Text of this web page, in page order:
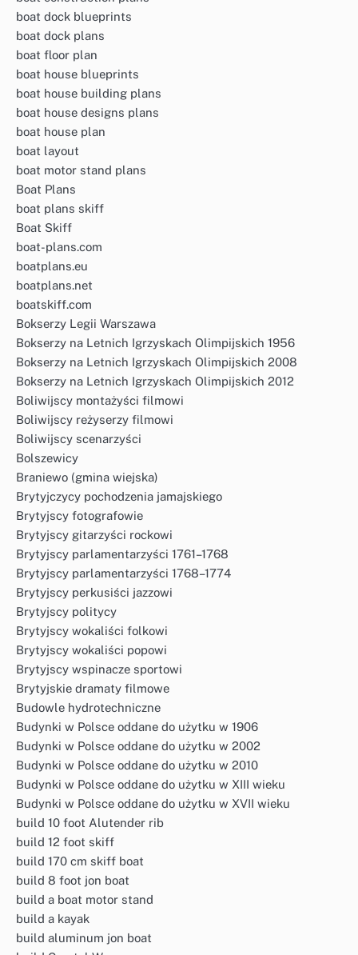
boat dock blueprints
boat dock plans
boat floor plan
boat house blueprints
boat house building plans
boat house designs plans
boat house plan
boat layout
boat motor stand plans
Boat Plans
boat plans skiff
Boat Skiff
boat-plans.com
boatplans.eu
boatplans.net
boatskiff.com
Bokserzy Legii Warszawa
Bokserzy na Letnich Igrzyskach Olimpijskich 1956
Bokserzy na Letnich Igrzyskach Olimpijskich 2008
Bokserzy na Letnich Igrzyskach Olimpijskich 2012
Boliwijscy montażyści filmowi
Boliwijscy reżyserzy filmowi
Boliwijscy scenarzyści
Bolszewicy
Braniewo (gmina wiejska)
Brytyjczycy pochodzenia jamajskiego
Brytyjscy fotografowie
Brytyjscy gitarzyści rockowi
Brytyjscy parlamentarzyści 1761–1768
Brytyjscy parlamentarzyści 1768–1774
Brytyjscy perkusiści jazzowi
Brytyjscy politycy
Brytyjscy wokaliści folkowi
Brytyjscy wokaliści popowi
Brytyjscy wspinacze sportowi
Brytyjskie dramaty filmowe
Budowle hydrotechniczne
Budynki w Polsce oddane do użytku w 1906
Budynki w Polsce oddane do użytku w 2002
Budynki w Polsce oddane do użytku w 2010
Budynki w Polsce oddane do użytku w XIII wieku
Budynki w Polsce oddane do użytku w XVII wieku
build 10 foot Alutender rib
build 12 foot skiff
build 170 cm skiff boat
build 8 foot jon boat
build a boat motor stand
build a kayak
build aluminum jon boat